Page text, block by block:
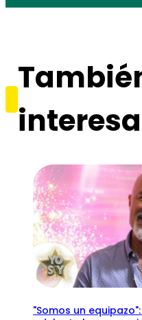
"Somos un